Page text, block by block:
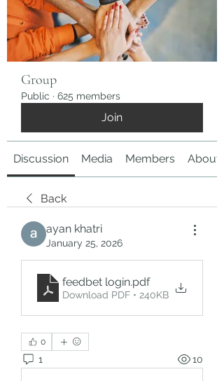
Group
Public · 625 members
Join
Discussion Media Members About
Back
ayan khatri
January 25, 2026
feedbet login.pdf
Download PDF • 240KB
0
1 10